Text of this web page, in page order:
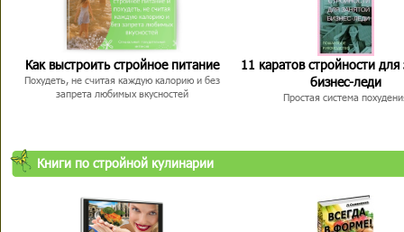
Как выстроить стройное питание
Похудеть, не считая каждую калорию и без
запрета любимых вкусностей
11 каратов стройности для
бизнес-леди
Простая система
Книги по стройной кулинарии